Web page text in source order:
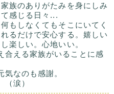
家族のありがたみを身にしみ
て感じる日々...
何もしなくてもそこにいてく
れるだけで安心する。嬉しい
し楽しい。心地いい。
合える家族がいることに感
なのも感謝。
涙）